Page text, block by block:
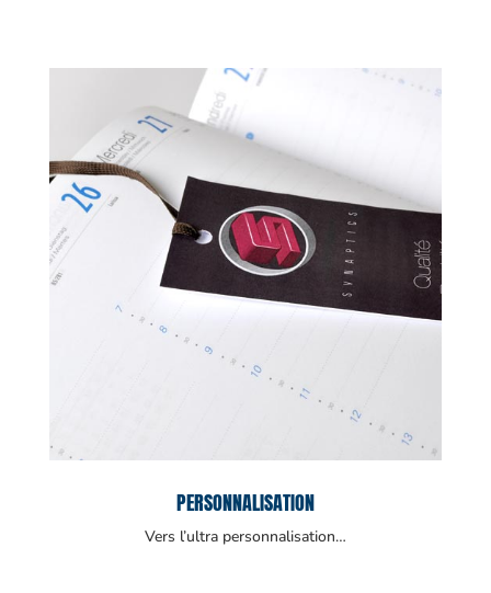
PERSONNALISATION
Vers l’ultra personnalisation…